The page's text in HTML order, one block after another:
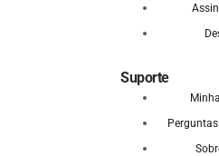
Suporte